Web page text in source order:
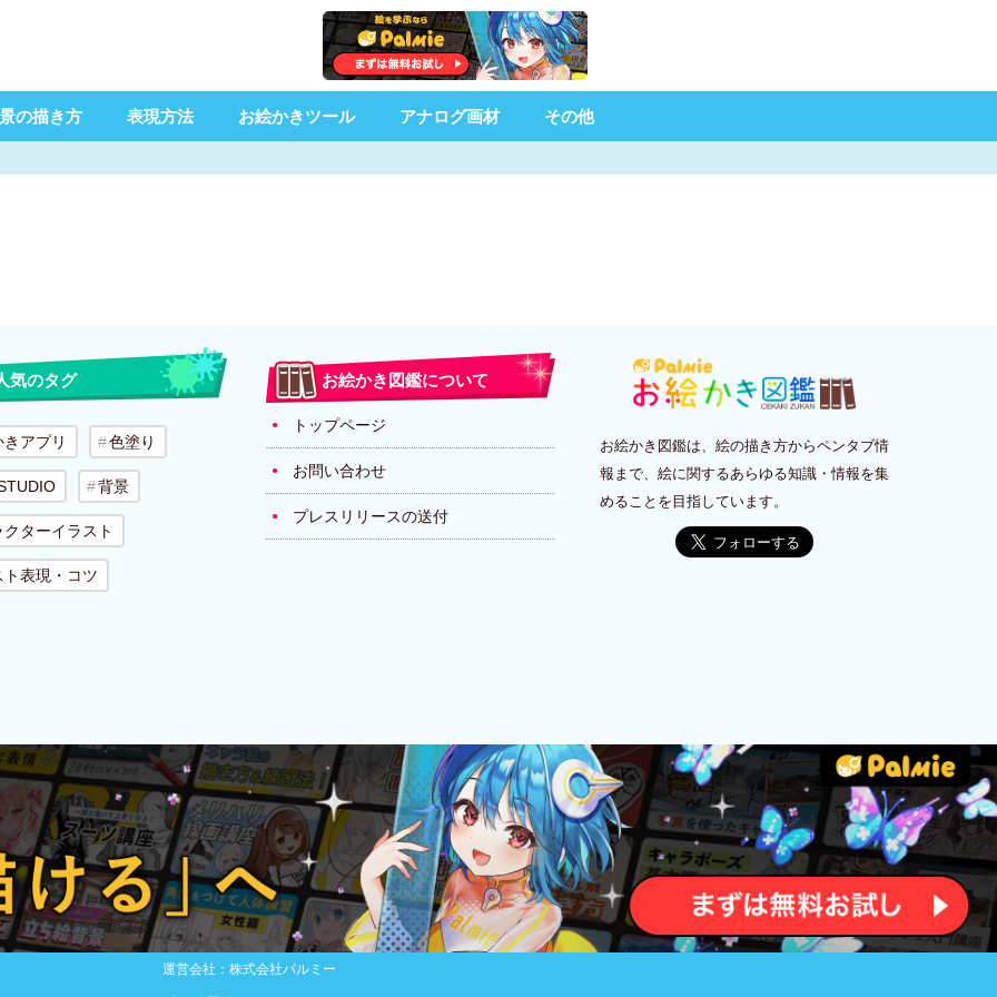
の描き方 表現方法 お絵かきツール アナログ画材 その他
気のタグ
アプリ 色塗り
背景
ターイラスト
ト表現・コツ
お絵かき図鑑について
トップページ
お問い合わせ
プレスリリースの送付
お絵かき図鑑は、絵の描き方からペンタブ情
報まで、絵に関するあらゆる知識・情報を集
めることを目指しています。
運営会社：株式会社パルミー